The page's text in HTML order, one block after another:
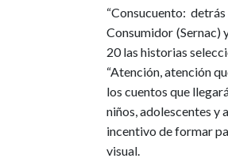
“Consucuento:
Consumidor
20 las historias
“Atención, atención
los cuentos que
niños, adolescentes y
incentivo de formar
visual.